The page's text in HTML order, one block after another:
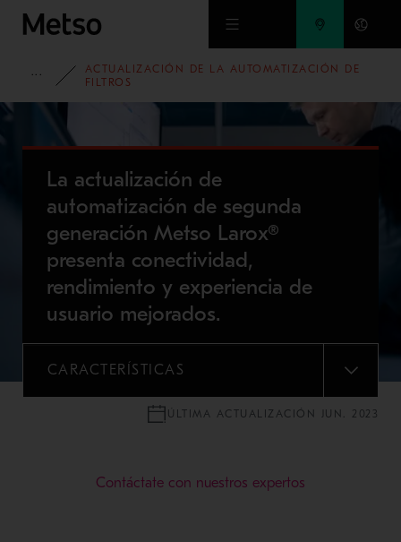
Ir al contenido principal
PORTAFOLIO
ACTUALIZACIÓN DE LA AUTOMATIZACIÓN DE
FILTROS
La actualización de
automatización de segunda
generación Metso Larox®
presenta conectividad,
rendimiento y experiencia de
usuario mejorados.
CARACTERÍSTICAS
MENU
ÚLTIMA ACTUALIZACIÓN JUN. 2023
Contáctate con nuestros expertos